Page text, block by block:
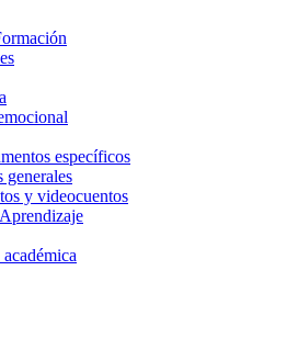
específicos
generales
y videocuentos